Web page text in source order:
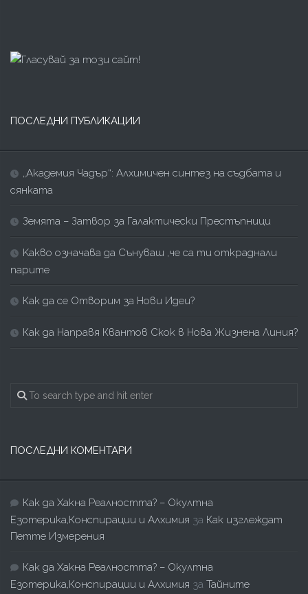
ПОСЛЕДНИ ПУБЛИКАЦИИ
„Академия Чадър“: Алхимичен синтез на съдбата и
сянката
Земята – Затвор за Галактически Престъпници
Kакво означава да Сънуваш ,че са ти откраднали
парите
Как да се Отворим за Нови Идеи?
Как да Направя Квантов Скок в Нова Жизнена Линия?
ПОСЛЕДНИ КОМЕНТАРИ
Как да Хакна Реалността? – Окултна
Езотерика,Конспирации и Алхимия за Как изглеждат
Петте Измерения
Как да Хакна Реалността? – Окултна
Езотерика,Конспирации и Алхимия за Тайните